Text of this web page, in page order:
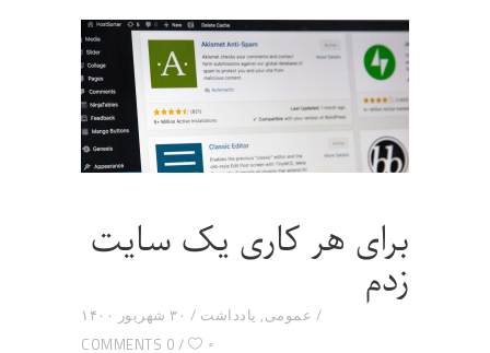
برای هر کاری یک سایت
زدم
۳۰ شهریور ۱۴۰۰ عمومی, یادداشت
0 COMMENTS
۰